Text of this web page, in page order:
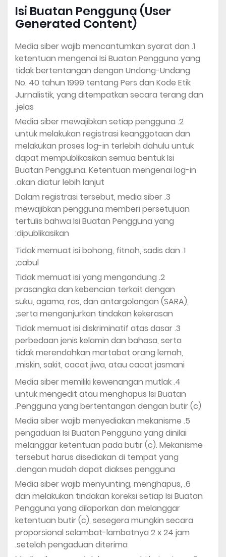
Isi Buatan Pengguna (User
Generated Content)
Media siber wajib mencantumkan syarat dan
ketentuan mengenai Isi Buatan Pengguna yang
tidak bertentangan dengan Undang-Undang
No. 40 tahun 1999 tentang Pers dan Kode Etik
Jurnalistik, yang ditempatkan secara terang dan
jelas.
Media siber mewajibkan setiap pengguna
untuk melakukan registrasi keanggotaan dan
melakukan proses log-in terlebih dahulu untuk
dapat mempublikasikan semua bentuk Isi
Buatan Pengguna. Ketentuan mengenai log-in
akan diatur lebih lanjut.
Dalam registrasi tersebut, media siber
mewajibkan pengguna memberi persetujuan
tertulis bahwa Isi Buatan Pengguna yang
dipublikasikan:
Tidak memuat isi bohong, fitnah, sadis dan
cabul;
Tidak memuat isi yang mengandung
prasangka dan kebencian terkait dengan
suku, agama, ras, dan antargolongan (SARA),
serta menganjurkan tindakan kekerasan;
Tidak memuat isi diskriminatif atas dasar
perbedaan jenis kelamin dan bahasa, serta
tidak merendahkan martabat orang lemah,
miskin, sakit, cacat jiwa, atau cacat jasmani.
Media siber memiliki kewenangan mutlak
untuk mengedit atau menghapus Isi Buatan
Pengguna yang bertentangan dengan butir (c).
Media siber wajib menyediakan mekanisme
pengaduan Isi Buatan Pengguna yang dinilai
melanggar ketentuan pada butir (c). Mekanisme
tersebut harus disediakan di tempat yang
dengan mudah dapat diakses pengguna.
Media siber wajib menyunting, menghapus,
dan melakukan tindakan koreksi setiap Isi Buatan
Pengguna yang dilaporkan dan melanggar
ketentuan butir (c), sesegera mungkin secara
proporsional selambat-lambatnya 2 x 24 jam
setelah pengaduan diterima.